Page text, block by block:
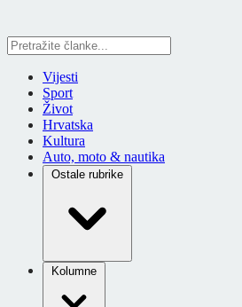
Vijesti
Sport
Život
Hrvatska
Kultura
Auto, moto & nautika
Ostale rubrike
Kolumne